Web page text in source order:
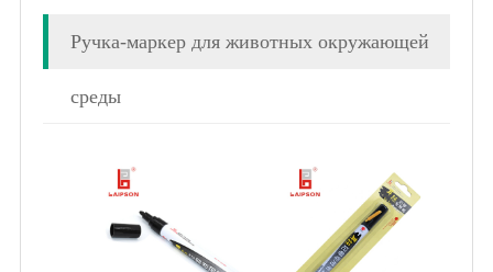
Ручка-маркер для животных окружающей
среды